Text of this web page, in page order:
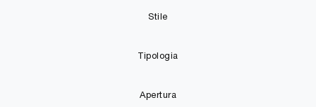
Stile
Tipologia
Apertura